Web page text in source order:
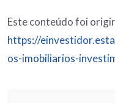
Este conteúdo foi
https://
os-imobiliarios-